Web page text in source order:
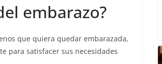
embarazo?
que quiera quedar embarazada,
para satisfacer sus necesidades